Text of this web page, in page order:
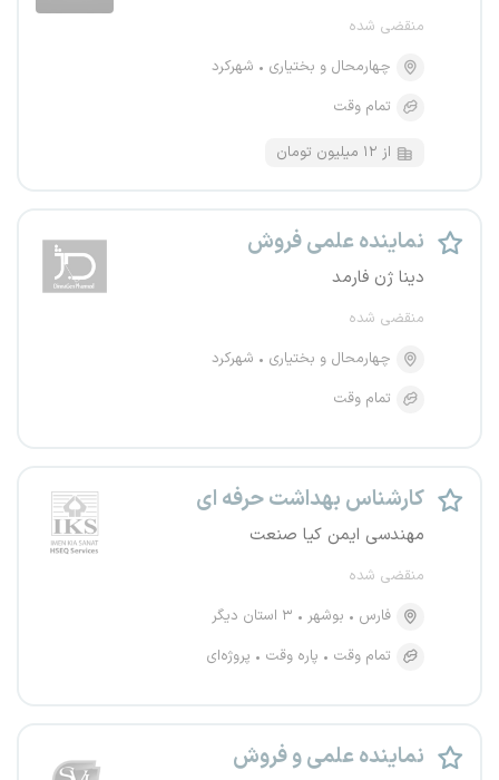
منقضی شده
چهارمحال و بختیاری
شهرکرد
تمام وقت
از ۱۲ میلیون تومان
نماینده علمی فروش
دینا ژن فارمد
منقضی شده
چهارمحال و بختیاری
شهرکرد
تمام وقت
کارشناس بهداشت حرفه ای
مهندسی ایمن کیا صنعت
منقضی شده
فارس
بوشهر
۳ استان دیگر
تمام وقت
پاره وقت پروژه‌ای
نماینده علمی و فروش